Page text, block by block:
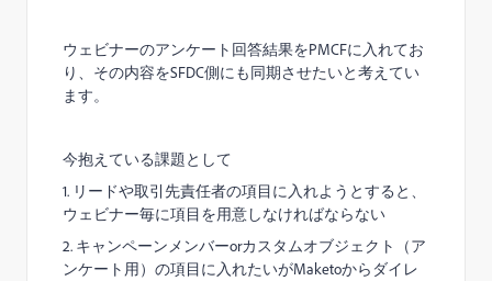
ウェビナーのアンケート回答結果をPMCFに入れてお
り、その内容をSFDC側にも同期させたいと考えてい
ます。
今抱えている課題として
1. リードや取引先責任者の項目に入れようとすると、
ウェビナー毎に項目を用意しなければならない
2. キャンペーンメンバーorカスタムオブジェクト（ア
ンケート用）の項目に入れたいがMaketoからダイレ